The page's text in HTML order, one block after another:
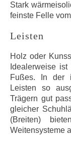
Stark
feinste Felle
Leisten
Holz oder
Idealerweise
Fußes. In der
Leisten so
Trägern gut
gleicher
(Breiten)
Weitensysteme